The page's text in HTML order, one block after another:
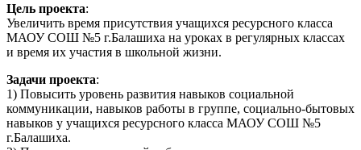
Цель проекта:
Увеличить время присутствия учащихся ресурсного класса
МАОУ СОШ №5 г.Балашиха на уроках в регулярных классах
и время их участия в школьной жизни.
Задачи проекта:
1) Повысить уровень развития навыков социальной
коммуникации, навыков работы в группе, социально-бытовых
навыков у учащихся ресурсного класса МАОУ СОШ №5
г.Балашиха.